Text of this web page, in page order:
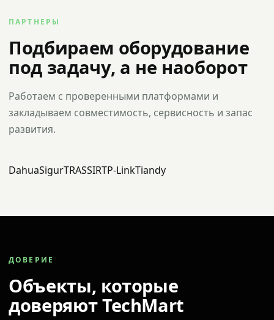
ПАРТНЕРЫ
Подбираем оборудование
под задачу, а не наоборот
Работаем с проверенными платформами и
закладываем совместимость, сервисность и запас
развития.
DahuaSigurTRASSIRTP-LinkTiandy
ДОВЕРИЕ
Объекты, которые
доверяют TechMart